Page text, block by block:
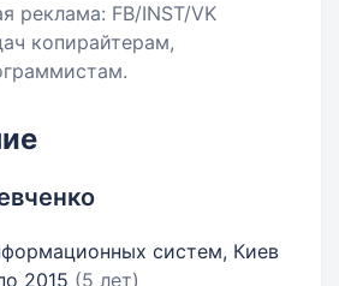
реклама: FB/INST/VK
копирайтерам,
систем, Киев
2015 (5 лет)